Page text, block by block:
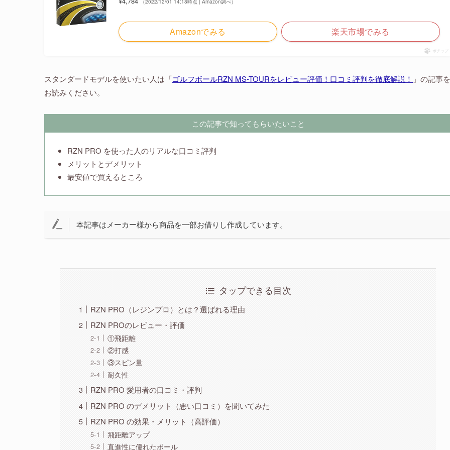
（2022/12/01 14:18時点 | Amazon調べ）
Amazonでみる 楽天市場でみる
ポチップ
スタンダードモデルを使いたい人は「ゴルフボールRZN MS-TOURをレビュー評価！口コミ評判を徹底解説！ 」の記事を
お読みください。
この記事で知ってもらいたいこと
RZN PRO を使った人のリアルな口コミ評判
メリットとデメリット
最安値で買えるところ
本記事はメーカー様から商品を一部お借りし作成しています。
タップできる目次
RZN PRO（レジンプロ）とは？選ばれる理由
RZN PROのレビュー・評価
①飛距離
②打感
③スピン量
耐久性
RZN PRO 愛用者の口コミ・評判
RZN PRO のデメリット（悪い口コミ）を聞いてみた
RZN PRO の効果・メリット（高評価）
飛距離アップ
直進性に優れたボール